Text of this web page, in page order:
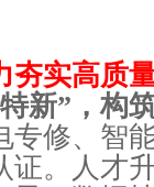
夯实高质
新”，构
专修、智
证。人才